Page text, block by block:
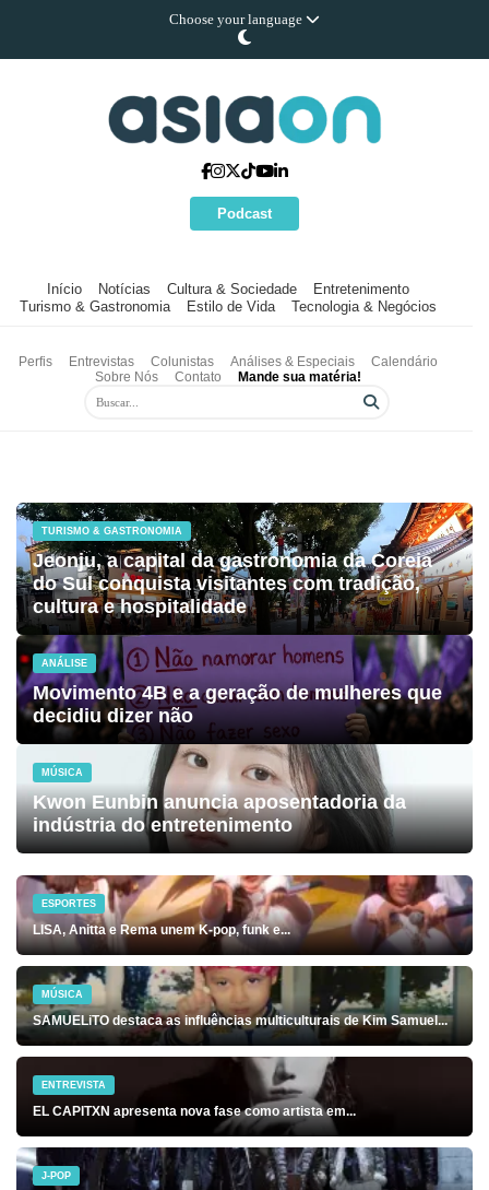
Choose your language
Podcast
Início Notícias Cultura & Sociedade
Entretenimento
Turismo & Gastronomia
Estilo de Vida Tecnologia & Negócios
Perfis Entrevistas Colunistas Análises & Especiais
Calendário
Sobre Nós
Contato Mande sua matéria!
TURISMO & GASTRONOMIA
Jeonju, a capital da gastronomia da Coreia
do Sul conquista visitantes com tradição,
cultura e hospitalidade
ANÁLISE
Movimento 4B e a geração de mulheres que
decidiu dizer não
MÚSICA
Kwon Eunbin anuncia aposentadoria da
indústria do entretenimento
ESPORTES
LISA, Anitta e Rema unem K-pop, funk e...
MÚSICA
SAMUELiTO destaca as influências multiculturais de Kim Samuel...
ENTREVISTA
EL CAPITXN apresenta nova fase como artista em...
J-POP